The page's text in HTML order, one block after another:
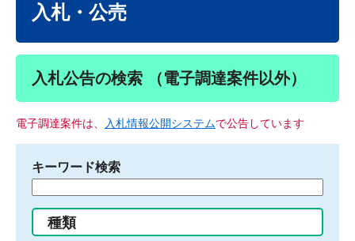
入札・公売
入札公告の検索 （電子調達案件以外）
電子調達案件は、 入札情報公開システムで公告しています
キーワード検索
る
種類